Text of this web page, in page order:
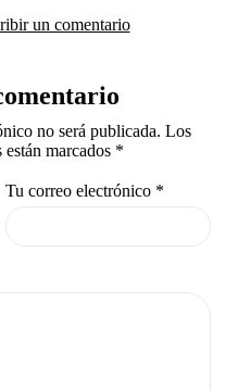
un comentario
no será publicada. Los
marcados *
Tu correo electrónico *